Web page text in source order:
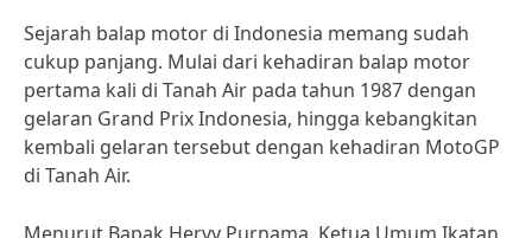
Sejarah balap motor di Indonesia memang sudah
cukup panjang. Mulai dari kehadiran balap motor
pertama kali di Tanah Air pada tahun 1987 dengan
gelaran Grand Prix Indonesia, hingga kebangkitan
kembali gelaran tersebut dengan kehadiran MotoGP
di Tanah Air.